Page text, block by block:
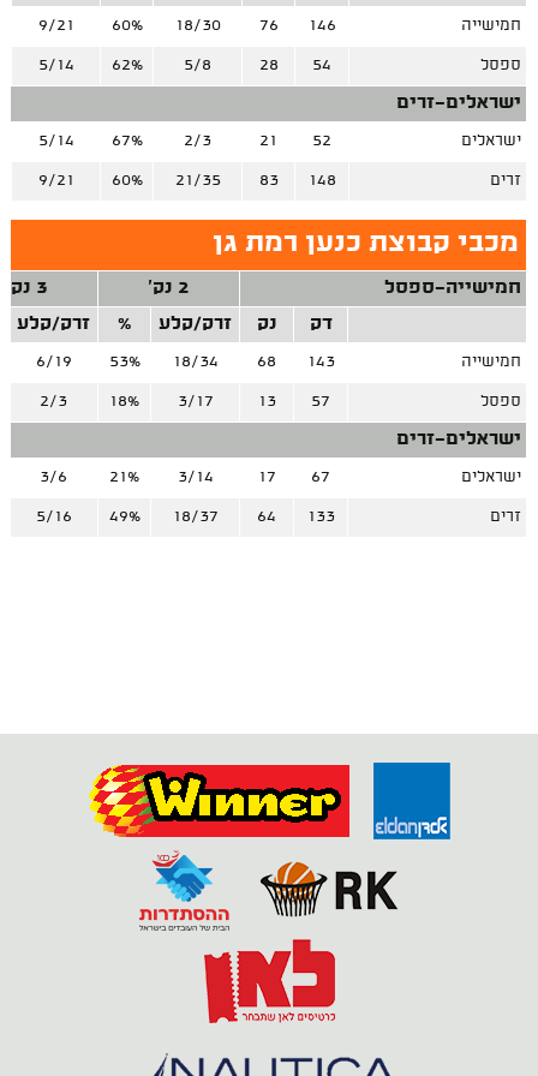
חמישייה 146
76
18/30
60%
9/21
ספסל 54
28
5/8
62%
5/14
ישראלים-זרים
ישראלים 52
21
2/3
67%
5/14
זרים 148
83
21/35
60%
9/21
מכבי קבוצת כנען רמת גן
חמישייה-ספסל 2 נק'
3 נק'
דק
נק זרק/קלע % זרק/קלע
חמישייה 143
68
18/34
53%
6/19
ספסל 57
13
3/17
18%
2/3
ישראלים-זרים
ישראלים 67
17
3/14
21%
3/6
זרים 133
64
18/37
49%
5/16